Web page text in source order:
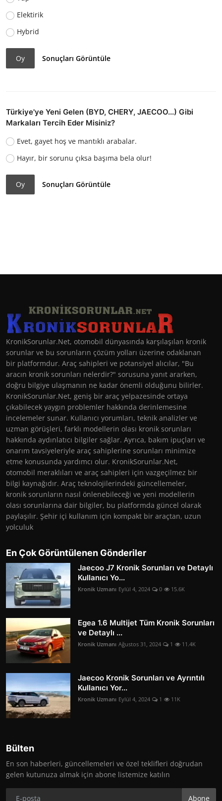
Elektirik
Hybrid
Oy Sonuçları Görüntüle
Türkiye'ye Yeni Gelen (BYD, CHERY, JAECOO...) Gibi
Markaları Tercih Eder Misiniz?
Evet, gayet hoş ve mantıklı arabalar.
Hayır, bir sorunu çıksa başıma bela olur!
Oy Sonuçları Görüntüle
KronikSorunlar.Net, otomobil dünyasında karşılaşılan kronik
sorunlar ve bu sorunların çözüm yolları üzerine odaklanan
bir platformdur. Araç sahipleri ve potansiyel alıcılar, "Bu
aracın kronik sorunları nelerdir?" sorusuna yanıt ararken,
doğru bilgiye ulaşmanın ne kadar önemli olduğunu bilirler.
KronikSorunlar.Net, geniş bir araç yelpazesinde ortaya
çıkabilecek yaygın problemler hakkında derinlemesine
incelemeler sunar. Kullanıcı yorumları, teknik analizler ve
uzman görüşleri, farklı modellerin olası kronik sorunları
hakkında aydınlatıcı bilgiler sağlar. Ayrıca, bakım ipuçları ve
onarım tavsiyeleriyle araç sahiplerine sorunları minimize
etme konusunda yardımcı olur. KronikSorunlar.Net,
otomobil meraklıları ve araç sahipleri için vazgeçilmez bir
bilgi kaynağıdır. Araç teknolojilerindeki güncellemeler,
kronik sorunların nasıl önlenebileceği ve yeni modellerin
olası sorunlarına dair bilgiler, bu platformda güncel olarak
paylaşılır. Şehir içi kullanım için kompakt bir araçtan, uzun
yolculuk
En Çok Görüntülenen Gönderiler
Jaecoo J7 Kronik Sorunları ve Detaylı
Kullanıcı Yo...
Kronik Uzmanı Eylül 4, 2024 0 15.6K
Egea 1.6 Multijet Tüm Kronik Sorunları
ve Detaylı ...
Kronik Uzmanı Ağustos 31, 2024 1 11.4K
Jaecoo Kronik Sorunları ve Ayrıntılı
Kullanıcı Yor...
Kronik Uzmanı Eylül 4, 2024 1 11K
Bülten
En son haberleri, güncellemeleri ve özel teklifleri doğrudan
gelen kutunuza almak için abone listemize katılın
Abone